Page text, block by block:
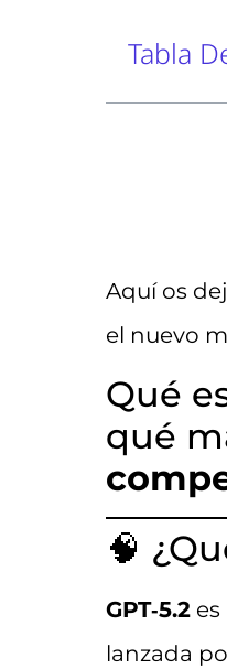
Tabla
Aquí os
el nuevo
Qué
qué
🧠
GPT‑5.2 es
lanzada